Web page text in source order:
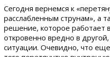
Сегодня вернемся к
расслабленным струнам», а
решение, которое работает
откровенно вредно в
ситуации. Очевидно, что